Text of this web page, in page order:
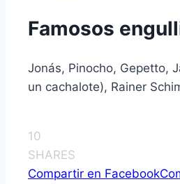
Famosos
Jonás, Pinocho, Gepetto,
un cachalote), Rainer
10
SHARES
Compartir en Facebook